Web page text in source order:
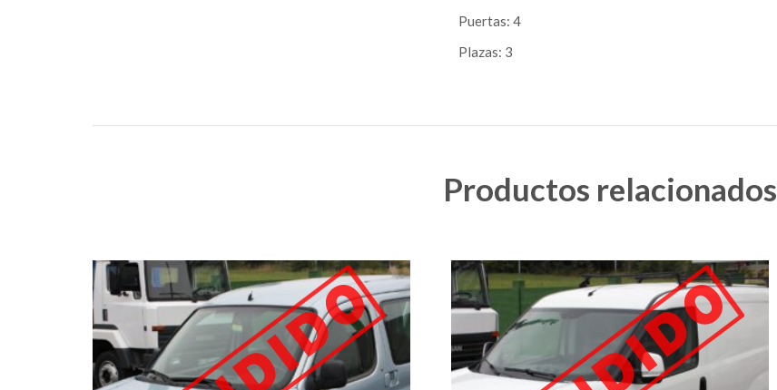
Puertas: 4
Plazas: 3
Productos relacionados